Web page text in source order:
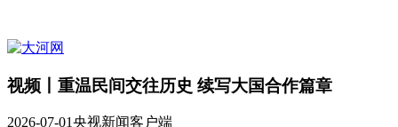
视频丨重温民间交往历史 续写大国合作篇章
2026-07-01央视新闻客户端